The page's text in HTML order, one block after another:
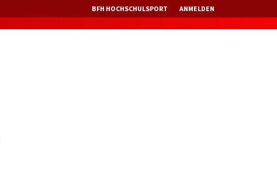
BFH HOCHSCHULSPORT ANMELDEN